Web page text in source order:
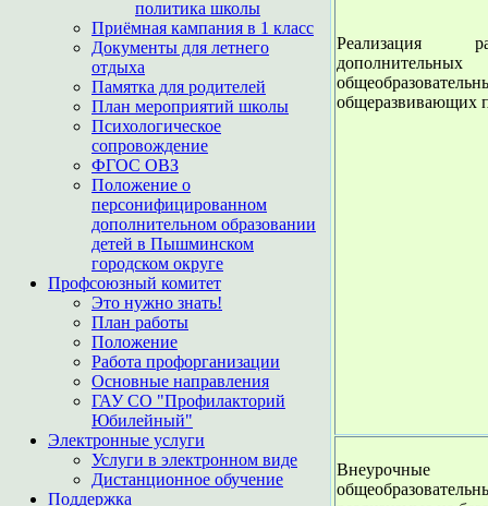
политика школы
Приёмная кампания в 1 класс
Документы для летнего
отдыха
Памятка для родителей
План мероприятий школы
Психологическое
сопровождение
ФГОС ОВЗ
Положение о
персонифицированном
дополнительном образовании
детей в Пышминском
городском округе
Профсоюзный комитет
Это нужно знать!
План работы
Положение
Работа профорганизации
Основные направления
ГАУ СО "Профилакторий
Юбилейный"
Электронные услуги
Услуги в электронном виде
Дистанционное обучение
Поддержка
Реализация
дополнительных
общеразвивающих
Внеурочные